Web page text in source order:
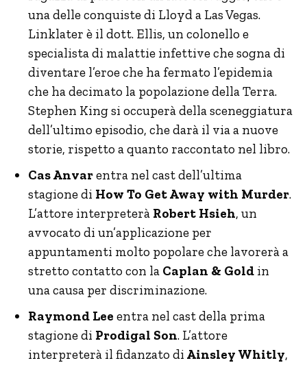
una delle conquiste di Lloyd a Las Vegas.
Linklater è il dott. Ellis, un colonello e
specialista di malattie infettive che sogna di
diventare l’eroe che ha fermato l’epidemia
che ha decimato la popolazione della Terra.
Stephen King si occuperà della sceneggiatura
dell’ultimo episodio, che darà il via a nuove
storie, rispetto a quanto raccontato nel libro.
Cas Anvarentra nel cast dell’ultima
stagione di How To Get Away with Murder.
L’attore interpreterà Robert Hsieh, un
avvocato di un’applicazione per
appuntamenti molto popolare che lavorerà a
stretto contatto con la Caplan & Gold in
una causa per discriminazione.
Raymond Lee entra nel cast della prima
stagione di Prodigal Son. L’attore
interpreterà il fidanzato di Ainsley Whitly,